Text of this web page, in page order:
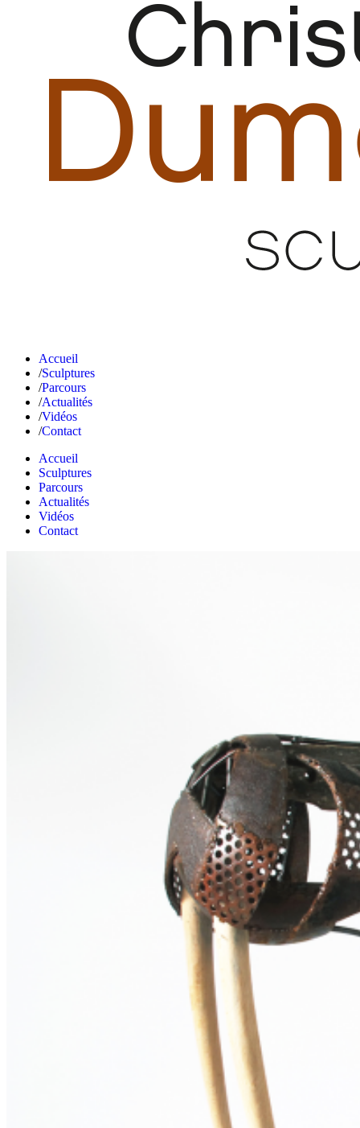
Accueil
Sculptures
Parcours
Actualités
Vidéos
Contact
Accueil
Sculptures
Parcours
Actualités
Vidéos
Contact